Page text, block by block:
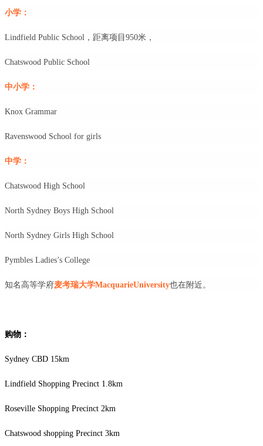
小学：
Lindfield Public School，距离项目950米，
Chatswood Public School
中小学：
Knox Grammar
Ravenswood School for girls
中学：
Chatswood High School
North Sydney Boys High School
North Sydney Girls High School
Pymbles Ladies’s College
知名高等学府麦考瑞大学MacquarieUniversity也在附近。
购物：
Sydney CBD 15km
Lindfield Shopping Precinct 1.8km
Roseville Shopping Precinct 2km
Chatswood shopping Precinct 3km